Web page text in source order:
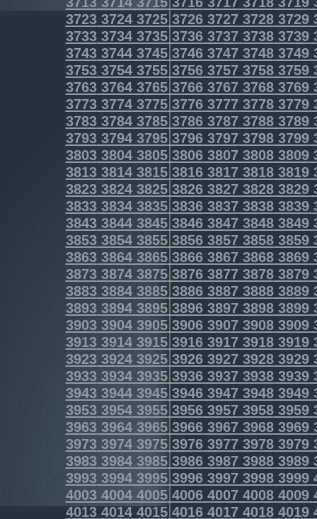
3723372437253726372737283729
3733373437353736373737383739
3743374437453746374737483749
3753375437553756375737583759
3763376437653766376737683769
3773377437753776377737783779
3783378437853786378737883789
3793379437953796379737983799
3803380438053806380738083809
3813381438153816381738183819
3823382438253826382738283829
3833383438353836383738383839
3843384438453846384738483849
3853385438553856385738583859
3863386438653866386738683869
3873387438753876387738783879
3883388438853886388738883889
3893389438953896389738983899
3903390439053906390739083909
3913391439153916391739183919
3923392439253926392739283929
3933393439353936393739383939
3943394439453946394739483949
3953395439553956395739583959
3963396439653966396739683969
3973397439753976397739783979
3983398439853986398739883989
3993399439953996399739983999
4003400440054006400740084009
4013401440154016401740184019